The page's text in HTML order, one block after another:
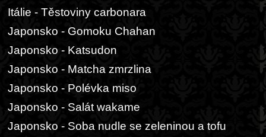
Itálie - Těstoviny carbonara
Japonsko - Gomoku Chahan
Japonsko - Katsudon
Japonsko - Matcha zmrzlina
Japonsko - Polévka miso
Japonsko - Salát wakame
Japonsko - Soba nudle se zeleninou a tofu